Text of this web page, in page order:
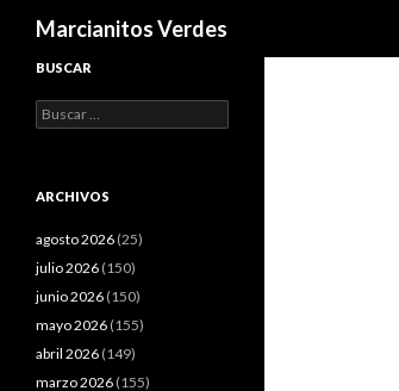
Marcianitos Verdes
BUSCAR
Buscar:
ARCHIVOS
agosto 2026 (25)
julio 2026 (150)
junio 2026 (150)
mayo 2026 (155)
abril 2026 (149)
marzo 2026 (155)